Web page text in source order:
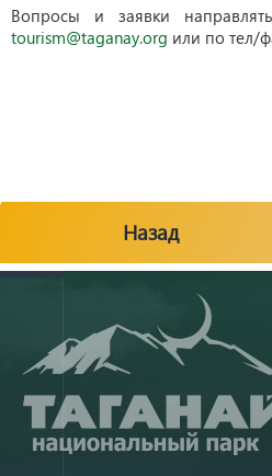
Вопросы и заявки
tourism@taganay.org или по тел/
Назад